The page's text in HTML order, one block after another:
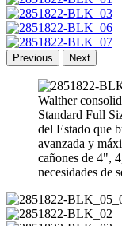
Previous Next
Walther
Standard Full
del Estado que
avanzada y
cañones de 4",
necesidades de